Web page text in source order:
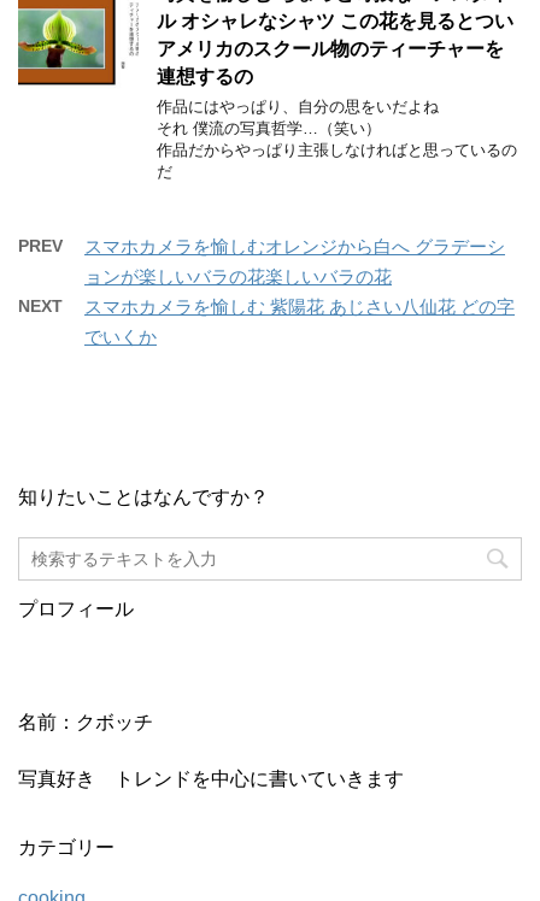
ル オシャレなシャツ この花を見るとつい
アメリカのスクール物のティーチャーを
連想するの
作品にはやっぱり、自分の思をいだよね
それ 僕流の写真哲学…（笑い）
作品だからやっぱり主張しなければと思っているの
だ
PREV
スマホカメラを愉しむオレンジから白へ グラデーシ
ョンが楽しいバラの花楽しいバラの花
NEXT
スマホカメラを愉しむ 紫陽花 あじさい八仙花 どの字
でいくか
知りたいことはなんですか？
プロフィール
名前：クボッチ
写真好き トレンドを中心に書いていきます
カテゴリー